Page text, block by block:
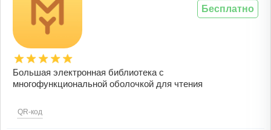
Большая электронная библиотека с
многофункциональной оболочкой для чтения
QR-код
Бесплатно